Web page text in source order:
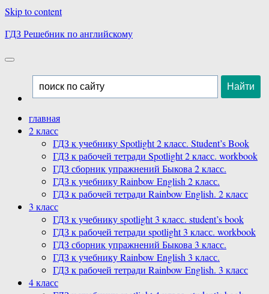
Skip to content
ГДЗ Решебник по английскому
главная
2 класс
ГДЗ к учебнику Spotlight 2 класс. Student’s Book
ГДЗ к рабочей тетради Spotlight 2 класс. workbook
ГДЗ сборник упражнений Быкова 2 класс.
ГДЗ к учебнику Rainbow English 2 класс.
ГДЗ к рабочей тетради Rainbow English. 2 класс
3 класс
ГДЗ к учебнику spotlight 3 класс. student’s book
ГДЗ к рабочей тетради spotlight 3 класс. workbook
ГДЗ сборник упражнений Быкова 3 класс.
ГДЗ к учебнику Rainbow English 3 класс.
ГДЗ к рабочей тетради Rainbow English. 3 класс
4 класс